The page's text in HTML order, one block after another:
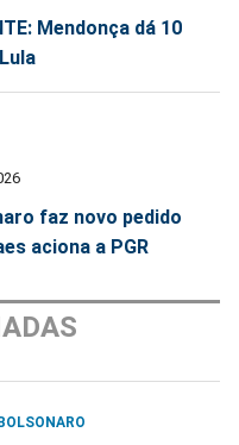
Mendonça dá 10
faz novo pedido
aciona a PGR